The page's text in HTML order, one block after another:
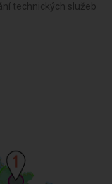
technických služeb